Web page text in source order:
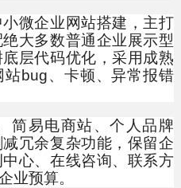
微企业网站搭建，主打
大多数普通企业展示型
层代码优化，采用成熟
bug、卡顿、异常报错
易电商站、个人品牌
冗余复杂功能，保留企
心、在线咨询、联系方
业预算。